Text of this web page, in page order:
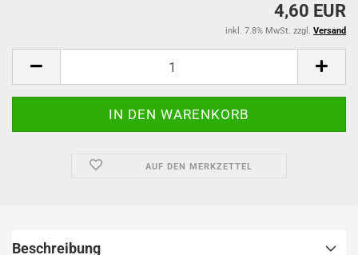
4,60 EUR
inkl. 7.8% MwSt. zzgl. Versand
AUF DEN MERKZETTEL
Beschreibung